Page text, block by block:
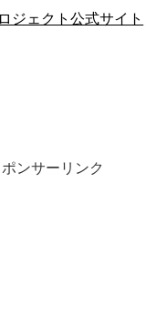
ジェクト公式サイト
ポンサーリンク